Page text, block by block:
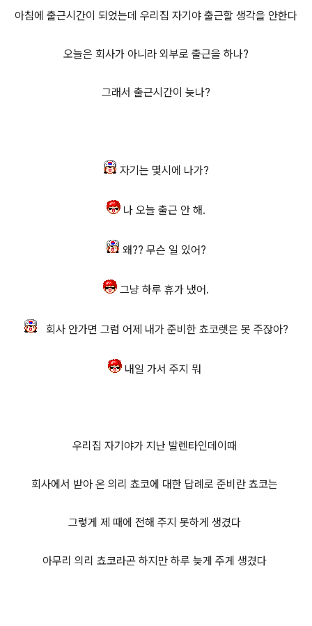
아침에 출근시간이 되었는데 우리집 자기야 출근할 생각을 안한다
오늘은 회사가 아니라 외부로 출근을 하나?
그래서 출근시간이 늦나?
자기는 몇시에 나가?
나 오늘 출근 안 해.
왜?? 무슨 일 있어?
그냥 하루 휴가 냈어.
회사 안가면 그럼 어제 내가 준비한 쵸코렛은 못 주잖아?
내일 가서 주지 뭐
우리집 자기야가 지난 발렌타인데이때
회사에서 받아 온 의리 쵸코에 대한 답례로 준비란 쵸코는
그렇게 제 때에 전해 주지 못하게 생겼다
아무리 의리 쵸코라곤 하지만 하루 늦게 주게 생겼다